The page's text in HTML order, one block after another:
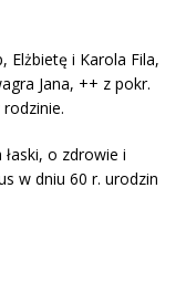
Elżbietę i Karola Fila,
Jana, ++ z pokr.
o zdrowie i
w dniu 60 r. urodzin